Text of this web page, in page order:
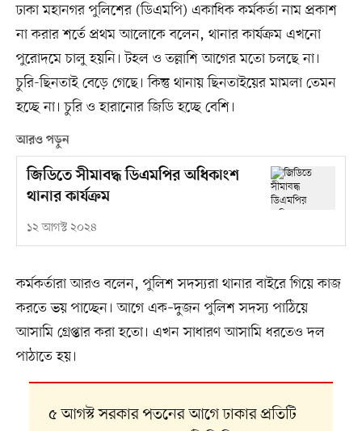
ঢাকা মহানগর পুলিশের (ডিএমপি) একাধিক কর্মকর্তা নাম প্রকাশ
না করার শর্তে প্রথম আলোকে বলেন, থানার কার্যক্রম এখনো
পুরোদমে চালু হয়নি। টহল ও তল্লাশি আগের মতো চলছে না।
চুরি-ছিনতাই বেড়ে গেছে। কিন্তু থানায় ছিনতাইয়ের মামলা তেমন
হচ্ছে না। চুরি ও হারানোর জিডি হচ্ছে বেশি।
আরও পড়ুন
জিডিতে সীমাবদ্ধ ডিএমপির অধিকাংশ
থানার কার্যক্রম
১২ আগস্ট ২০২৪
কর্মকর্তারা আরও বলেন, পুলিশ সদস্যরা থানার বাইরে গিয়ে কাজ
করতে ভয় পাচ্ছেন। আগে এক–দুজন পুলিশ সদস্য পাঠিয়ে
আসামি গ্রেপ্তার করা হতো। এখন সাধারণ আসামি ধরতেও দল
পাঠাতে হয়।
৫ আগস্ট সরকার পতনের আগে ঢাকার প্রতিটি